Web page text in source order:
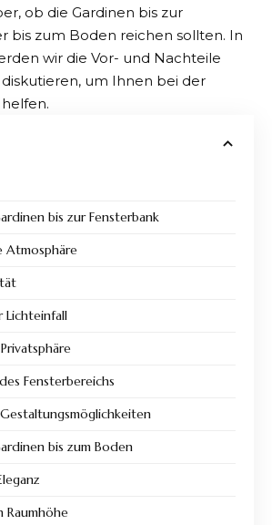
ob die Gardinen bis zur
bis zum Boden reichen sollten. In
wir die Vor- und Nachteile
um Ihnen bei der
bis zur Fensterbank
Atmosphäre
Lichteinfall
Fensterbereichs
bis zum Boden
Raumhöhe